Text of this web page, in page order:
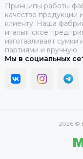
Принципы работы
качество продукции
клиенту. Наша
итальянское
изготавливает
партиями и вручную.
Мы в социальных
2026 ©